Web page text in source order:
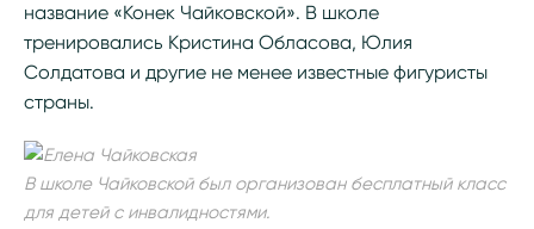
название «Конек Чайковской». В школе
тренировались Кристина Обласова, Юлия
Солдатова и другие не менее известные фигуристы
страны.
В школе Чайковской был организован бесплатный класс
для детей с инвалидностями.